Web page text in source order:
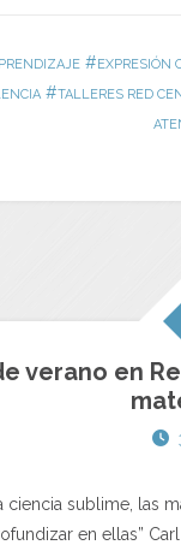
#EXPRESIÓN
#TALLERES RED
verano en
ciencia sublime, las
en ellas” Carl